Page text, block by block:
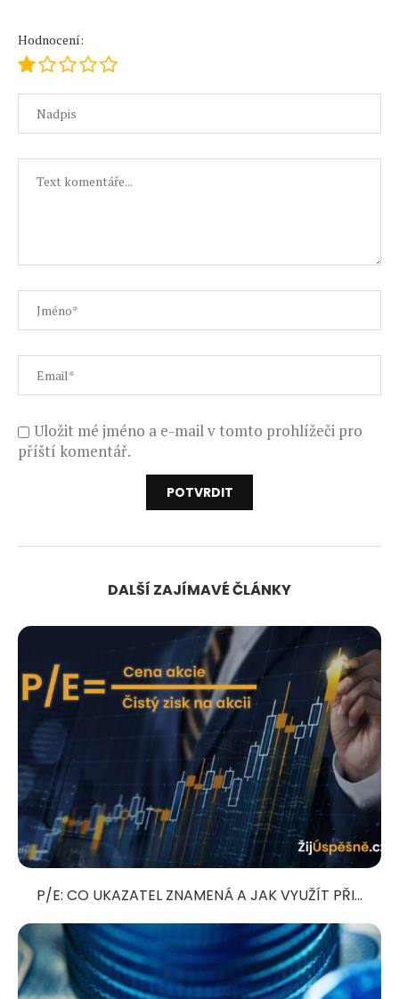
Hodnocení:
Uložit mé jméno a e-mail v tomto prohlížeči pro
příští komentář.
DALŠÍ ZAJÍMAVÉ ČLÁNKY
P/E: CO UKAZATEL ZNAMENÁ A JAK VYUŽÍT PŘI...